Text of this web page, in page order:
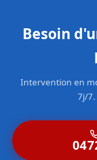
Besoin
Intervention en
7j/